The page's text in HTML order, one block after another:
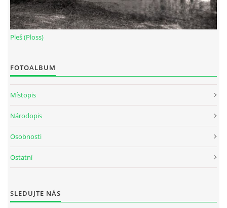
Pleš (Ploss)
FOTOALBUM
Místopis
Národopis
Osobnosti
Ostatní
SLEDUJTE NÁS